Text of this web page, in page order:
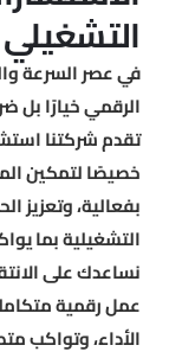
التشغيلي
في عصر السرعة
الرقمي خيارًا بل
تقدم شركتنا
خصيصًا لتمكين
بفعالية، وتعزيز
التشغيلية بما
نساعدك على
عمل رقمية
الأداء، وتواكب